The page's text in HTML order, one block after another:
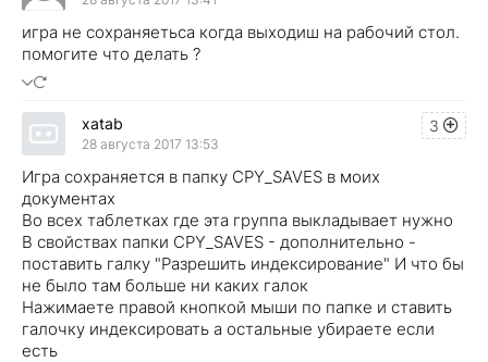
игра не сохраняетьса когда выходиш на рабочий стол.
помогите что делать ?
3
xatab
28 августа 2017 13:53
Игра сохраняется в папку CPY_SAVES в моих
документах
Во всех таблетках где эта группа выкладывает нужно
В свойствах папки CPY_SAVES - дополнительно -
поставить галку "Разрешить индексирование" И что бы
не было там больше ни каких галок
Нажимаете правой кнопкой мыши по папке и ставить
галочку индексировать а остальные убираете если
есть